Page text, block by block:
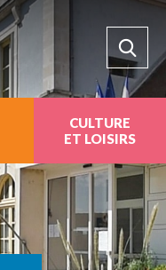
CULTURE
ET LOISIRS